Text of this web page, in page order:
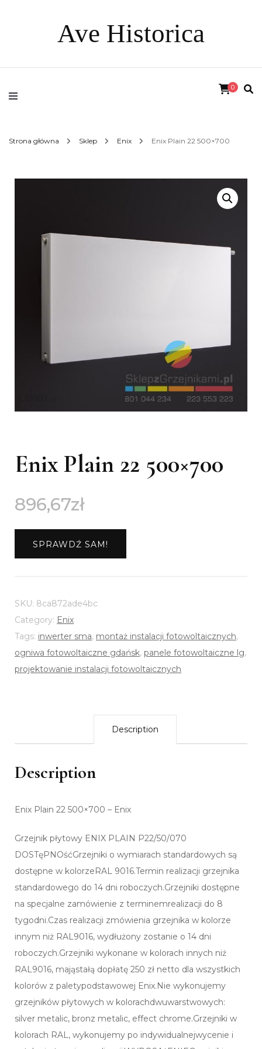
Ave Historica
0
Strona główna Sklep Enix Enix Plain 22 500×700
Enix Plain 22 500×700
896,67zł
SPRAWDŹ SAM!
SKU: 8ca872ade4bc
Category: Enix
Tags: inwerter sma, montaż instalacji fotowoltaicznych,
ogniwa fotowoltaiczne gdańsk, panele fotowoltaiczne lg,
projektowanie instalacji fotowoltaicznych
Description
Description
Enix Plain 22 500×700 – Enix
Grzejnik płytowy ENIX PLAIN P22/50/070
DOSTęPNOśćGrzejniki o wymiarach standardowych są
dostępne w kolorzeRAL 9016.Termin realizacji grzejnika
standardowego do 14 dni roboczych.Grzejniki dostępne
na specjalne zamówienie z terminemrealizacji do 8
tygodni.Czas realizacji zmówienia grzejnika w kolorze
innym niż RAL9016, wydłużony zostanie o 14 dni
roboczych.Grzejniki wykonane w kolorach innych niż
RAL9016, mająstałą dopłatę 250 zł netto dla wszystkich
kolorów z paletypodstawowej Enix.Nie wykonujemy
grzejników płytowych w kolorachdwuwarstwowych:
silver metalic, bronz metalic, effect chrome.Grzejniki w
kolorach RAL, wykonujemy po indywidualnejwycenie i